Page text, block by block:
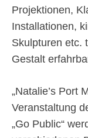
Projektionen,
Installationen,
Skulpturen etc.
Gestalt
„Natalie’s Port
Veranstaltung
„Go Public“